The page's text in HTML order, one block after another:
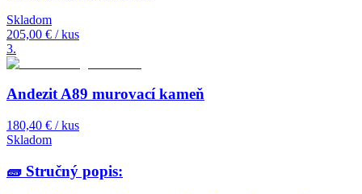
Skladom
205,00 € / kus
3.
Andezit A89 murovací kameň
180,40 € / kus
Skladom
🧱 Stručný popis: